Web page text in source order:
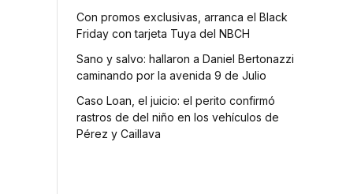
Con promos exclusivas, arranca el Black
Friday con tarjeta Tuya del NBCH
Sano y salvo: hallaron a Daniel Bertonazzi
caminando por la avenida 9 de Julio
Caso Loan, el juicio: el perito confirmó
rastros de del niño en los vehículos de
Pérez y Caillava